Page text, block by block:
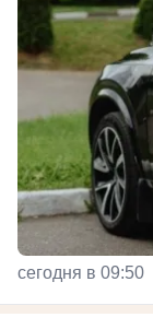
сегодня в 09:50